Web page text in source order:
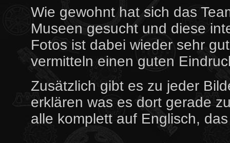
Wie gewohnt hat sich das
Museen gesucht und diese
Fotos ist dabei wieder sehr
vermitteln einen guten
Zusätzlich gibt es zu jeder
erklären was es dort gerade
alle komplett auf Englisch,